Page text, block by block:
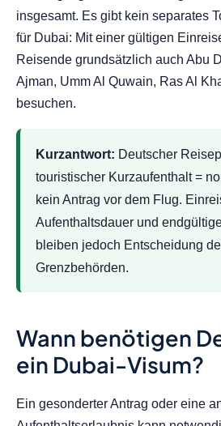
insgesamt. Es gibt kein separates
für Dubai: Mit einer gültigen
Reisende grundsätzlich auch Abu
Ajman, Umm Al Quwain, Ras Al
besuchen.
Kurzantwort: Deutscher
touristischer Kurzaufenthalt =
kein Antrag vor dem Flug.
Aufenthaltsdauer und
bleiben jedoch Entscheidung
Grenzbehörden.
Wann benötigen
ein Dubai-Visum?
Ein gesonderter Antrag oder eine